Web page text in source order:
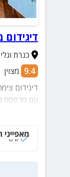
כנרת
9.4 מצוין
דיגידום
עם מרפסת
מדהימה.
יורט